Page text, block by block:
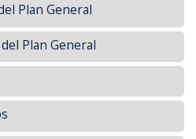
Plan General
Plan General